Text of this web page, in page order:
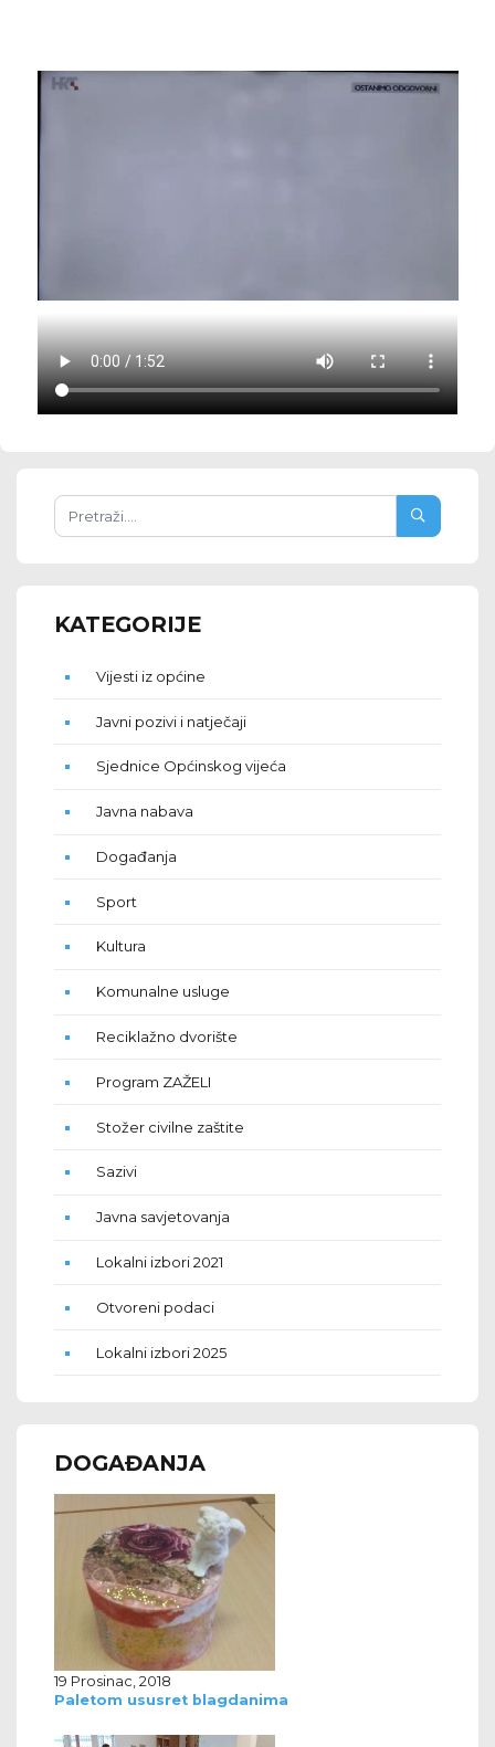
KATEGORIJE
Vijesti iz općine
Javni pozivi i natječaji
Sjednice Općinskog vijeća
Javna nabava
Događanja
Sport
Kultura
Komunalne usluge
Reciklažno dvorište
Program ZAŽELI
Stožer civilne zaštite
Sazivi
Javna savjetovanja
Lokalni izbori 2021
Otvoreni podaci
Lokalni izbori 2025
DOGAĐANJA
19 Prosinac, 2018
Paletom ususret blagdanima